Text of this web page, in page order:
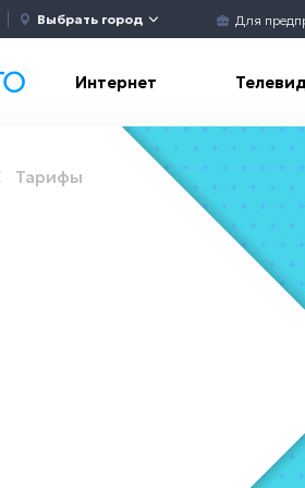
Выбрать город Для
Интернет
Тарифы